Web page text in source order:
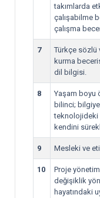
takımlarda
çalışabilme
çalışma
7
Türkçe sözlü
kurma
dil bilgisi.
8
Yaşam boyu
bilinci;
teknolojideki
kendini
9 Mesleki ve
10
Proje
değişiklik
hayatındaki